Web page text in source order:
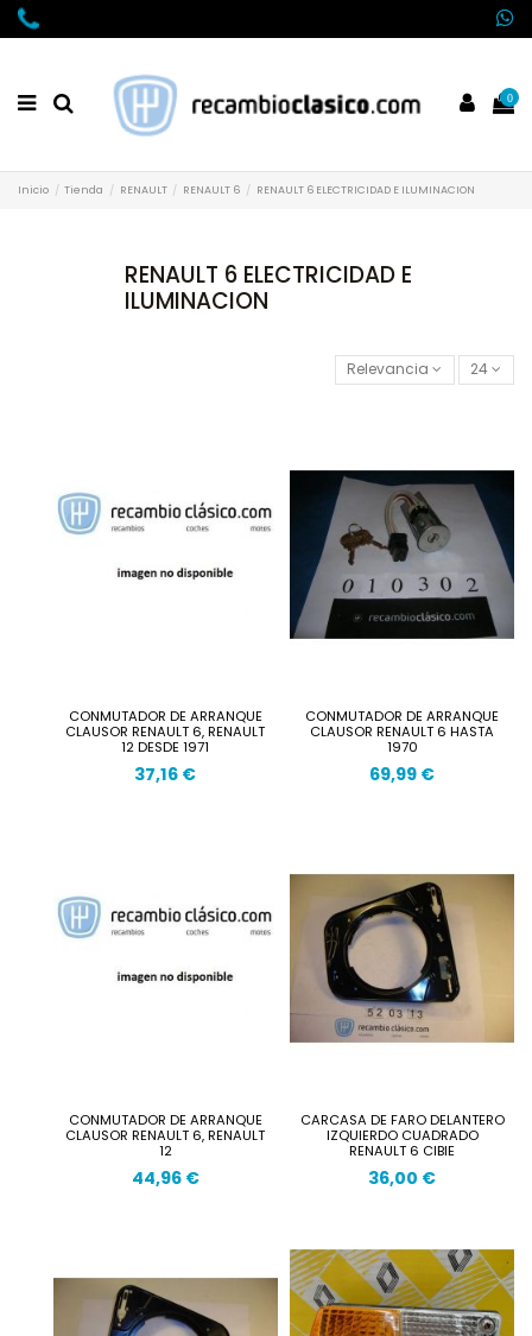
0
Inicio Tienda RENAULT RENAULT 6 RENAULT 6 ELECTRICIDAD E ILUMINACION
RENAULT 6 ELECTRICIDAD E
ILUMINACION
Relevancia 24
CONMUTADOR DE ARRANQUE
CLAUSOR RENAULT 6, RENAULT
12 DESDE 1971
37,16 €
CONMUTADOR DE ARRANQUE
CLAUSOR RENAULT 6 HASTA
1970
69,99 €
CONMUTADOR DE ARRANQUE
CLAUSOR RENAULT 6, RENAULT
12
44,96 €
CARCASA DE FARO DELANTERO
IZQUIERDO CUADRADO
RENAULT 6 CIBIE
36,00 €